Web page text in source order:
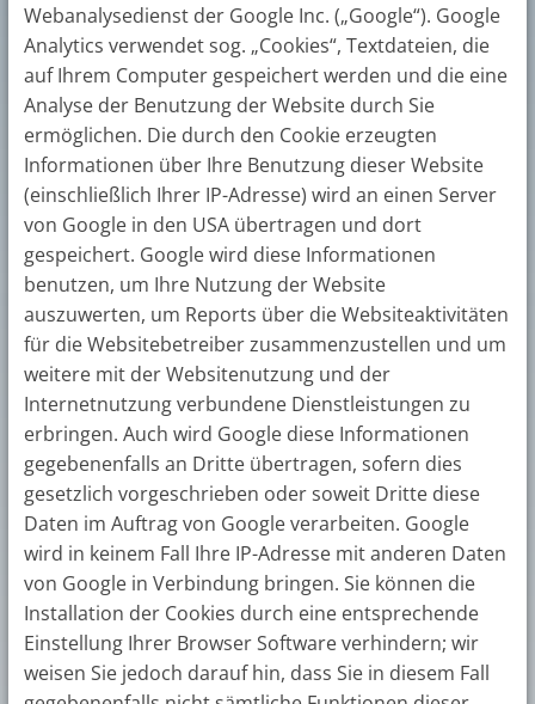
Webanalysedienst der Google Inc. („Google“). Google
Analytics verwendet sog. „Cookies“, Textdateien, die
auf Ihrem Computer gespeichert werden und die eine
Analyse der Benutzung der Website durch Sie
ermöglichen. Die durch den Cookie erzeugten
Informationen über Ihre Benutzung dieser Website
(einschließlich Ihrer IP-Adresse) wird an einen Server
von Google in den USA übertragen und dort
gespeichert. Google wird diese Informationen
benutzen, um Ihre Nutzung der Website
auszuwerten, um Reports über die Websiteaktivitäten
für die Websitebetreiber zusammenzustellen und um
weitere mit der Websitenutzung und der
Internetnutzung verbundene Dienstleistungen zu
erbringen. Auch wird Google diese Informationen
gegebenenfalls an Dritte übertragen, sofern dies
gesetzlich vorgeschrieben oder soweit Dritte diese
Daten im Auftrag von Google verarbeiten. Google
wird in keinem Fall Ihre IP-Adresse mit anderen Daten
von Google in Verbindung bringen. Sie können die
Installation der Cookies durch eine entsprechende
Einstellung Ihrer Browser Software verhindern; wir
weisen Sie jedoch darauf hin, dass Sie in diesem Fall